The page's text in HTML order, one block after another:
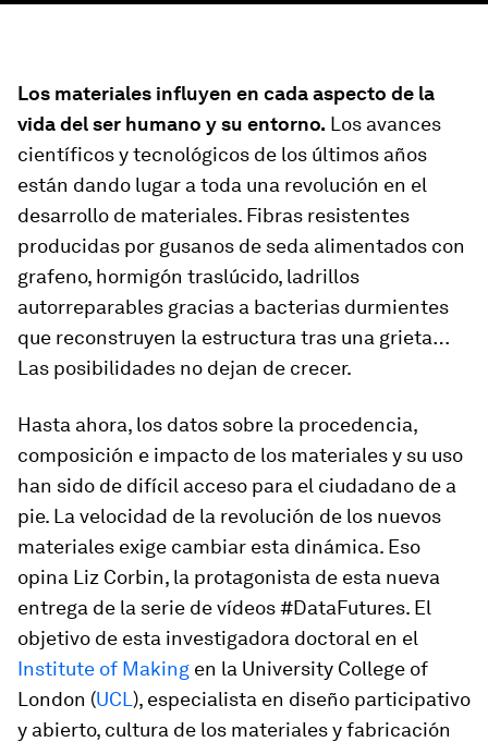
Los materiales influyen en cada aspecto de la
vida del ser humano y su entorno. Los avances
científicos y tecnológicos de los últimos años
están dando lugar a toda una revolución en el
desarrollo de materiales. Fibras resistentes
producidas por gusanos de seda alimentados con
grafeno, hormigón traslúcido, ladrillos
autorreparables gracias a bacterias durmientes
que reconstruyen la estructura tras una grieta…
Las posibilidades no dejan de crecer.
Hasta ahora, los datos sobre la procedencia,
composición e impacto de los materiales y su uso
han sido de difícil acceso para el ciudadano de a
pie. La velocidad de la revolución de los nuevos
materiales exige cambiar esta dinámica. Eso
opina Liz Corbin, la protagonista de esta nueva
entrega de la serie de vídeos #DataFutures. El
objetivo de esta investigadora doctoral en el
Institute of Making en la University College of
London (UCL ), especialista en diseño participativo
y abierto, cultura de los materiales y fabricación